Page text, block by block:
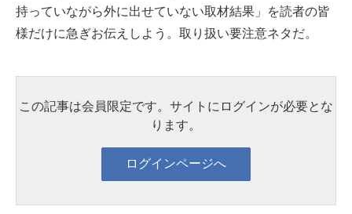
持っていながら外に出せていない取材結果」を読者の皆
様だけに急ぎお伝えしよう。取り扱い要注意ネタだ。
この記事は会員限定です。サイトにログインが必要とな
ります。